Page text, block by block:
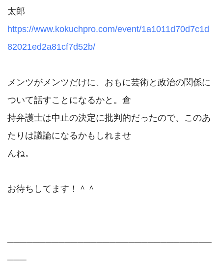
https://www.kokuchpro.com/event/1a1011d70d7c1d
82021ed2a81cf7d52b/
メンツがメンツだけに、おもに芸術と政治の関係に
ついて話すことになるかと。倉
持弁護士は中止の決定に批判的だったので、このあ
たりは議論になるかもしれませ
んね。
お待ちしてます！＾＾
────────────────────────────────
───